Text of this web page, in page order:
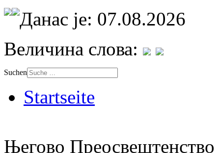
Данас је: 07.08.2026
Величина слова:
Suchen
Startseite
Његово